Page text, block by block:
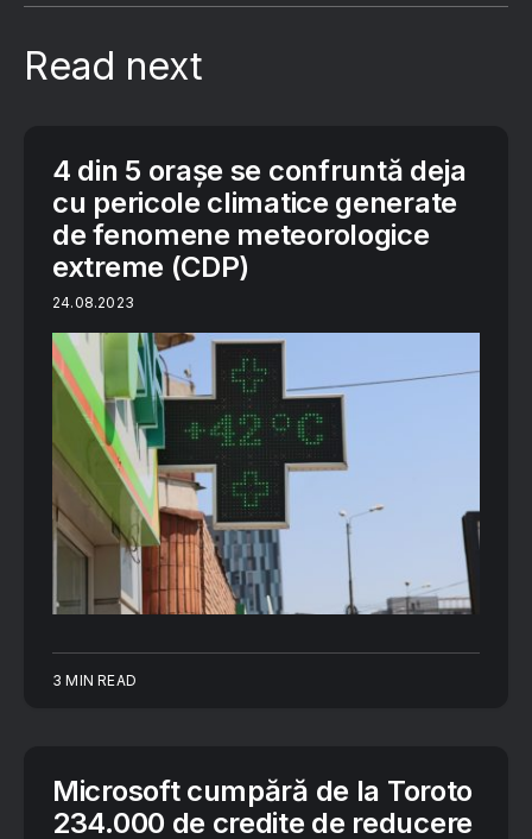
Read next
4 din 5 orașe se confruntă deja
cu pericole climatice generate
de fenomene meteorologice
extreme (CDP)
24.08.2023
3 MIN READ
Microsoft cumpără de la Toroto
234.000 de credite de reducere